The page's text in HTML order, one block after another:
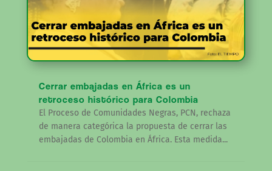
Cerrar embajadas en África es un
retroceso histórico para Colombia
El Proceso de Comunidades Negras, PCN, rechaza
de manera categórica la propuesta de cerrar las
embajadas de Colombia en África. Esta medida...